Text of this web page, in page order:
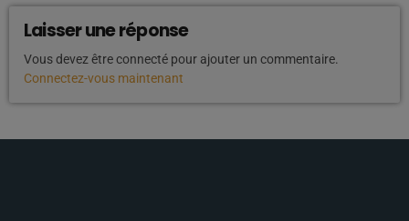
Laisser une réponse
Vous devez être connecté pour ajouter un commentaire.
Connectez-vous maintenant